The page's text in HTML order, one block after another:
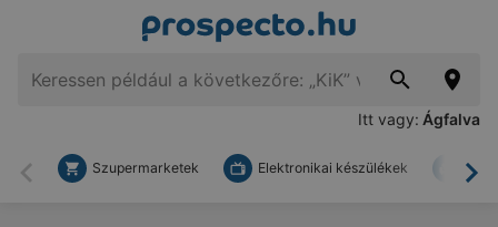
Itt vagy: Ágfalva
Vissza
Szupermarketek Elektronikai készülékek